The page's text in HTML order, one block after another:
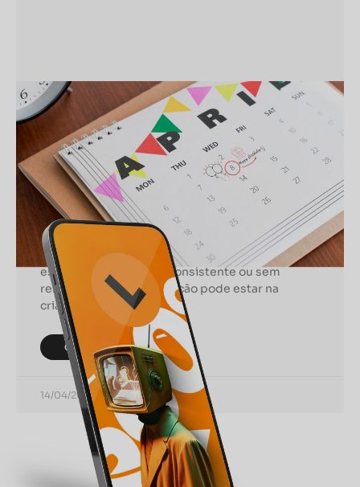
SEM CATEGORIA
Como Criar um Calendário
Editorial: Guia Completo para
Estratégia de Conteúdo
Se você já sentiu que sua estratégia de conteúdo
está desorganizada, inconsistente ou sem
resultados claros, a solução pode estar na
criação de um calendário
CONTINUAR LENDO
14/04/2025